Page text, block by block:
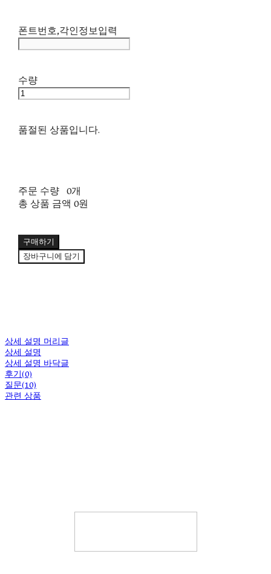
폰트번호,각인정보입력
수량
품절된 상품입니다.
주문 수량
0개
총 상품 금액 0원
구매하기
장바구니에 담기
상세 설명 머리글
상세 설명
상세 설명 바닥글
후기(0)
질문(10)
관련 상품